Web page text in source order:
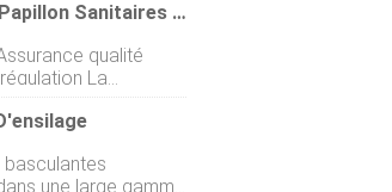
Suzhou-Kosa - Vannes Papillon Sanitaires Agricoles
La
dans le
vannes de
paramètres de
une large gamme